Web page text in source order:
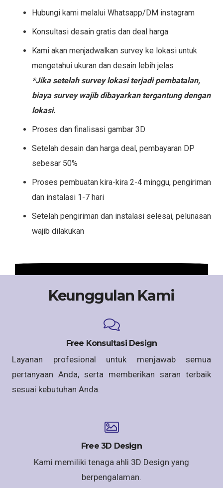
Hubungi kami melalui Whatsapp/DM instagram
Konsultasi desain gratis dan deal harga
Kami akan menjadwalkan survey ke lokasi untuk
mengetahui ukuran dan desain lebih jelas
*Jika setelah survey lokasi terjadi pembatalan,
biaya survey wajib dibayarkan tergantung dengan
lokasi.
Proses dan finalisasi gambar 3D
Setelah desain dan harga deal, pembayaran DP
sebesar 50%
Proses pembuatan kira-kira 2-4 minggu, pengiriman
dan instalasi 1-7 hari
Setelah pengiriman dan instalasi selesai, pelunasan
wajib dilakukan
Keunggulan Kami
Free Konsultasi Design
Layanan profesional untuk menjawab semua
pertanyaan Anda, serta memberikan saran terbaik
sesuai kebutuhan Anda.
Free 3D Design
Kami memiliki tenaga ahli 3D Design yang
berpengalaman.